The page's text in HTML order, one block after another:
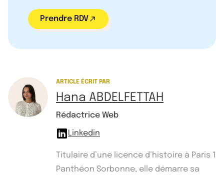
Prendre RDV
ARTICLE ÉCRIT PAR
Hana ABDELFETTAH
Rédactrice Web
Linkedin
Titulaire d’une licence d’histoire à Paris 1
Panthéon Sorbonne, elle démarre sa